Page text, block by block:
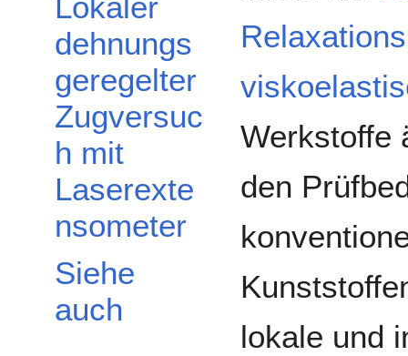
dehnungs
geregelter
Zugversuc
h mit
Laserexte
nsometer
Siehe
auch
Werkstoffe
den
lokale und